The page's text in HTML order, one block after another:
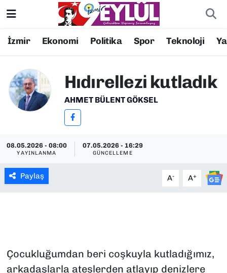
İzmir Ekonomi Politika Spor Teknoloji
Hıdırellezi kutladık
AHMET BÜLENT GÖKSEL
08.05.2026 - 08:00
YAYINLANMA
07.05.2026 - 16:29
GÜNCELLEME
Paylaş A- A+
Çocukluğumdan beri coşkuyla kutladığımız,
arkadaşlarla ateşlerden atlayıp denizlere
Resmi İlanlar
DÜNYA
EKONOMİ
KÜLTÜR SANAT
SPOR
Konak Nöbetçi Eczaneler
Konak Trafik Yoğunluk Haritası
Süper Lig Puan Durumu ve Fikstür
Tüm Manşetler
Son Dakika Haberleri